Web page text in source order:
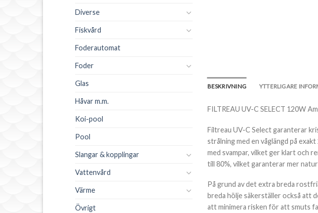
Diverse
Fiskvård
Foderautomat
Foder
Glas
Håvar m.m.
Koi-pool
Pool
Slangar & kopplingar
Vattenvård
Värme
Övrigt
BESKRIVNING YTTERLIGARE
FILTREAU UV-C SELECT 120W
Filtreau UV-C Select garanterar
strålning med en våglängd på
med svampar, vilket ger klart och
till 80%, vilket garanterar mer
På grund av det extra breda
breda hölje säkerställer också att
att minimera risken för att smuts